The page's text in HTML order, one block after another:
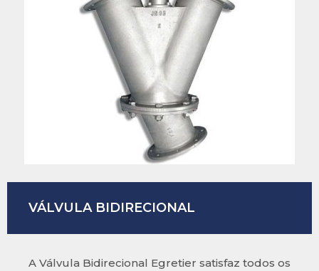
VÁLVULA BIDIRECIONAL
A Válvula Bidirecional Egretier satisfaz todos os